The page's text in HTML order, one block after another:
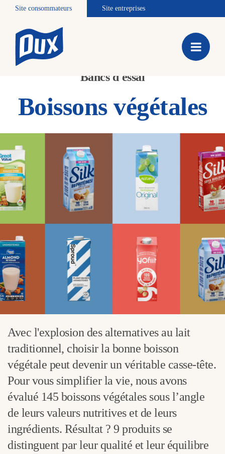
Site consommateurs Site entreprises
Bancs d'essai
Boissons végétales
Avec l'explosion des alternatives au lait
traditionnel, choisir la bonne boisson
végétale peut devenir un véritable casse-tête.
Pour vous simplifier la vie, nous avons
évalué 145 boissons végétales sous l’angle
de leurs valeurs nutritives et de leurs
ingrédients. Résultat ? 9 produits se
distinguent par leur qualité et leur équilibre